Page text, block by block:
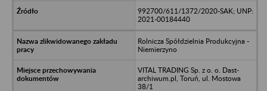
992700/611/1372/2020-SAK; UNP:
2021-00184440
Rolnicza Spółdzielnia Produkcyjna -
Niemierzyno
VITAL TRADING Sp. z o. o. Dast-
archiwum.pl, Toruń, ul. Mostowa
38/1